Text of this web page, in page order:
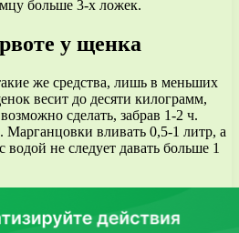
больше 3-х ложек.
у щенка
же средства, лишь в меньших
весит до десяти килограмм,
сделать, забрав 1-2 ч.
вливать 0,5-1 литр, а
водой не следует давать больше 1